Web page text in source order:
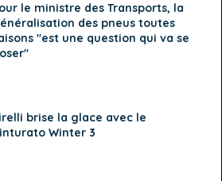
le ministre des Transports, la
des pneus toutes
"est une question qui va se
brise la glace avec le
Winter 3